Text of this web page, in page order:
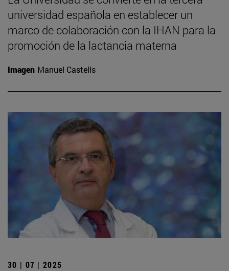
universidad española en establecer un
marco de colaboración con la IHAN para la
promoción de la lactancia materna
Imagen Manuel Castells
30 | 07 | 2025